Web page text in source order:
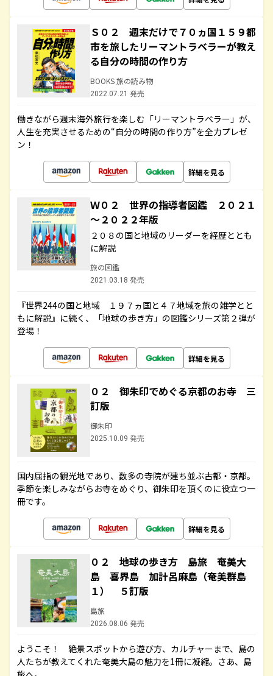
Ｓ０２ 週末だけで７０ヵ国１５９都
市を旅したリーマントラベラーが教え
る自分の時間の作り方
BOOKS 旅の読み物
2022.07.21 発売
働きながら週末海外旅行を楽しむ「リーマントラベラー」が、
人生を充実させるための“自分の時間の作り方”を全力プレゼ
ン！
詳細を見る
Ｗ０２ 世界の指導者図鑑 ２０２１
～２０２２年版
２０８の国と地域のリーダーを経歴ととも
に解説
旅の図鑑
2021.03.18 発売
『世界244の国と地域 １９７ヵ国と４７地域を旅の雑学とと
もに解説』に続く、「地球の歩き方」の図鑑シリーズ第２弾が
登場！
詳細を見る
０２ 御朱印でめぐる京都のお寺 三
訂版
御朱印
2025.10.09 発売
国内屈指の観光地であり、数多の寺院が建ち並ぶ古都・京都。
季節を楽しみながらお寺をめぐり、御朱印を頂くのに役立つ一
冊です。
詳細を見る
０２ 地球の歩き方 島旅 奄美大
島 喜界島 加計呂麻島（奄美群島
１） ５訂版
島旅
2026.08.06 発売
ようこそ！ 絶景スポットから遊び方、カルチャーまで、島の
人たちが教えてくれた奄美大島の魅力を1冊に凝縮。さあ、島